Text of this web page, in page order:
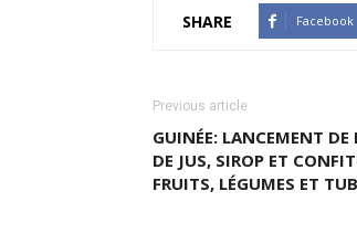
SHARE Facebook
Previous article
GUINÉE: LANCEMENT
DE JUS, SIROP ET
FRUITS, LÉGUMES ET